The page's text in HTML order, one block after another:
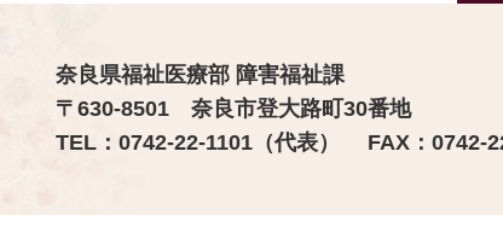
奈良県福祉医療部 障害福祉課
〒630-8501 奈良市登大路町30番地
TEL：0742-22-1101（代表） FAX：0742-